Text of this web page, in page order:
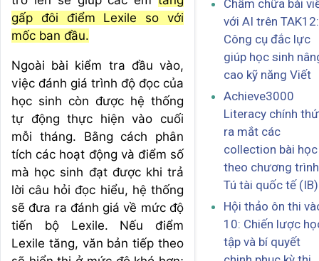
gấp đôi điểm Lexile so với
mốc ban đầu.
Ngoài bài kiểm tra đầu vào,
việc đánh giá trình độ đọc của
học sinh còn được hệ thống
tự động thực hiện vào cuối
mỗi tháng. Bằng cách phân
tích các hoạt động và điểm số
mà học sinh đạt được khi trả
lời câu hỏi đọc hiểu, hệ thống
sẽ đưa ra đánh giá về mức độ
tiến bộ Lexile. Nếu điểm
Lexile tăng, văn bản tiếp theo
Chấm chữa bài
với AI trên TAK12:
Công cụ đắc lực
giúp học sinh
cao kỹ năng Viết
Achieve3000
Literacy chính
ra mắt các
collection bài học
theo chương trình
Tú tài quốc tế (IB)
Hội thảo ôn thi
10: Chiến lược
tập và bí quyết